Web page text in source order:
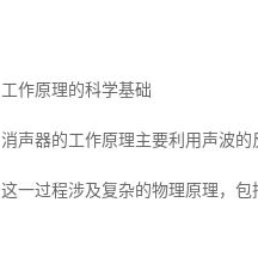
工作原理的科学基础
消声器的工作原理主要利用声波
这一过程涉及复杂的物理原理，